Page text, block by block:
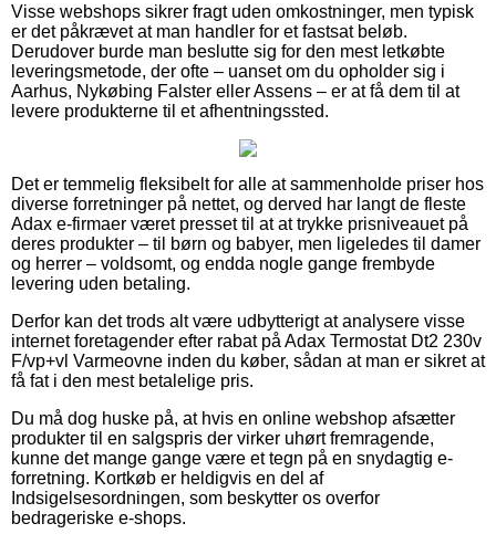
Visse webshops sikrer fragt uden omkostninger, men typisk
er det påkrævet at man handler for et fastsat beløb.
Derudover burde man beslutte sig for den mest letkøbte
leveringsmetode, der ofte – uanset om du opholder sig i
Aarhus, Nykøbing Falster eller Assens – er at få dem til at
levere produkterne til et afhentningssted.
Det er temmelig fleksibelt for alle at sammenholde priser hos
diverse forretninger på nettet, og derved har langt de fleste
Adax e-firmaer været presset til at at trykke prisniveauet på
deres produkter – til børn og babyer, men ligeledes til damer
og herrer – voldsomt, og endda nogle gange frembyde
levering uden betaling.
Derfor kan det trods alt være udbytterigt at analysere visse
internet foretagender efter rabat på Adax Termostat Dt2 230v
F/vp+vl Varmeovne inden du køber, sådan at man er sikret at
få fat i den mest betalelige pris.
Du må dog huske på, at hvis en online webshop afsætter
produkter til en salgspris der virker uhørt fremragende,
kunne det mange gange være et tegn på en snydagtig e-
forretning. Kortkøb er heldigvis en del af
Indsigelsesordningen, som beskytter os overfor
bedrageriske e-shops.